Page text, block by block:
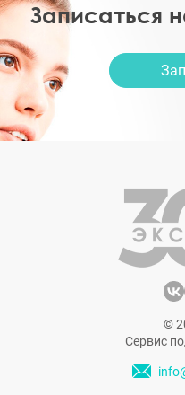
Записаться
©
Сервис